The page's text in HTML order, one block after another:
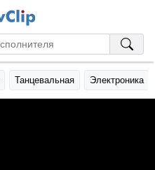
Танцевальная Электроника